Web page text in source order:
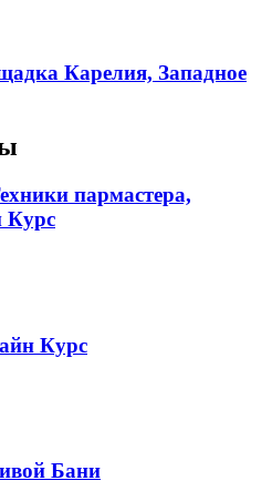
Карелия, Западное
пармастера,
Курс
Курс
Бани